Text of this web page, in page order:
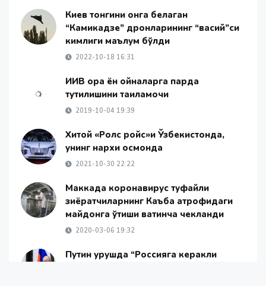
Киев тонгини қонга белаган
“Камикадзе” дронларининг “васий”си
кимлиги маълум бўлди
2022-10-18 16:31
ИИВ орқа ён ойналарга парда
тутилишини тақиқламоқчи
2019-10-04 19:39
Хитой «Ролс ройс»и Ўзбекистонда,
унинг нархи осмонда
2021-10-30 22:22
Маккада коронавирус туфайли
зиёратчиларнинг Каъба атрофидаги
майдонга ўтиши вақтинча чекланди
2020-03-06 19:32
Путин урушда “Россияга керакли